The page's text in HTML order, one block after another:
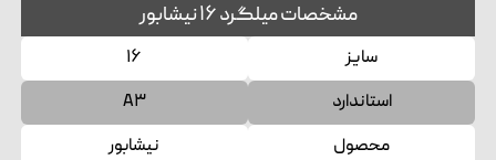
مشخصات میلگرد ۱۶ نیشابور
سایز
۱۶
استاندارد
A۳
محصول
نیشابور